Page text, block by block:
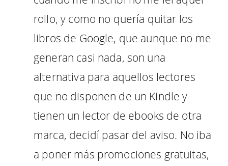
rollo, y como no quería quitar los
libros de Google, que aunque no me
generan casi nada, son una
alternativa para aquellos lectores
que no disponen de un Kindle y
tienen un lector de ebooks de otra
marca, decidí pasar del aviso. No iba
a poner más promociones gratuitas,